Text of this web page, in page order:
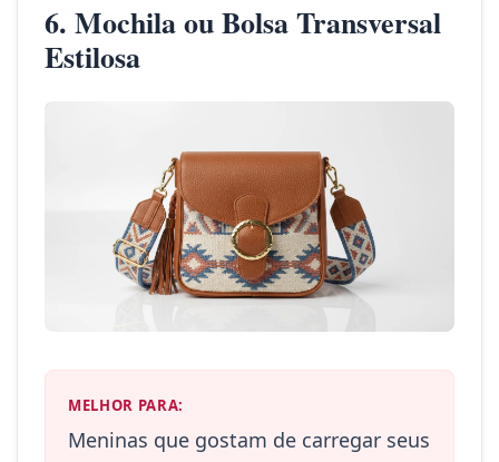
6. Mochila ou Bolsa Transversal
Estilosa
MELHOR PARA:
Meninas que gostam de carregar seus